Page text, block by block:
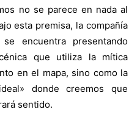
no se parece en nada al
esta premisa, la compañía
encuentra presentando
que utiliza la mítica
en el mapa, sino como la
donde creemos que
sentido.